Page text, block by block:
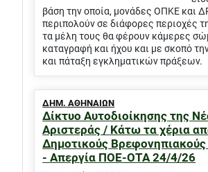
βάση την οποία, μονάδες ΟΠΚΕ και
περιπολούν σε διάφορες περιοχές
τα μέλη τους θα φέρουν κάμερες
καταγραφή και ήχου και με σκοπό
και πάταξη εγκληματικών πράξεων.
ΔΗΜ. ΑΘΗΝΑΙΩΝ
Δίκτυο Αυτοδιοίκησης της
Αριστεράς / Κάτω τα χέρια
Δημοτικούς
- Απεργία ΠΟΕ-ΟΤΑ 24/4/26